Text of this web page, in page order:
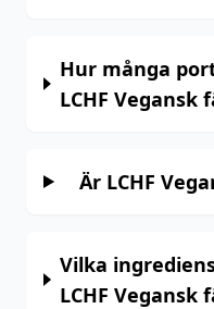
Hur många
LCHF Vegansk
Är LCHF
Vilka
LCHF Vegansk